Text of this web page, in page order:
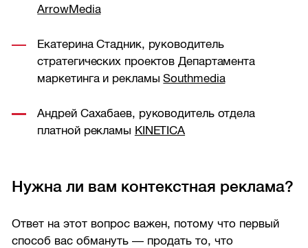
ArrowMedia
Екатерина Стадник, руководитель
стратегических проектов Департамента
маркетинга и рекламыSouthmedia
Андрей Сахабаев, руководитель отдела
платной рекламы KINETICA
Нужна ли вам контекстная реклама?
Ответ на этот вопрос важен, потому что первый
способ вас обмануть — продать то, что